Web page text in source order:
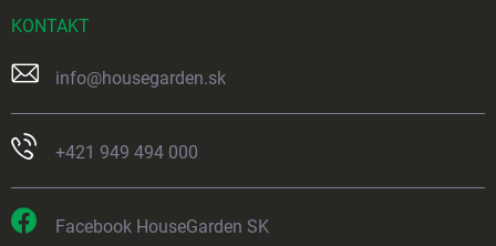
KONTAKT
info@housegarden.sk
+421 949 494 000
Facebook HouseGarden SK